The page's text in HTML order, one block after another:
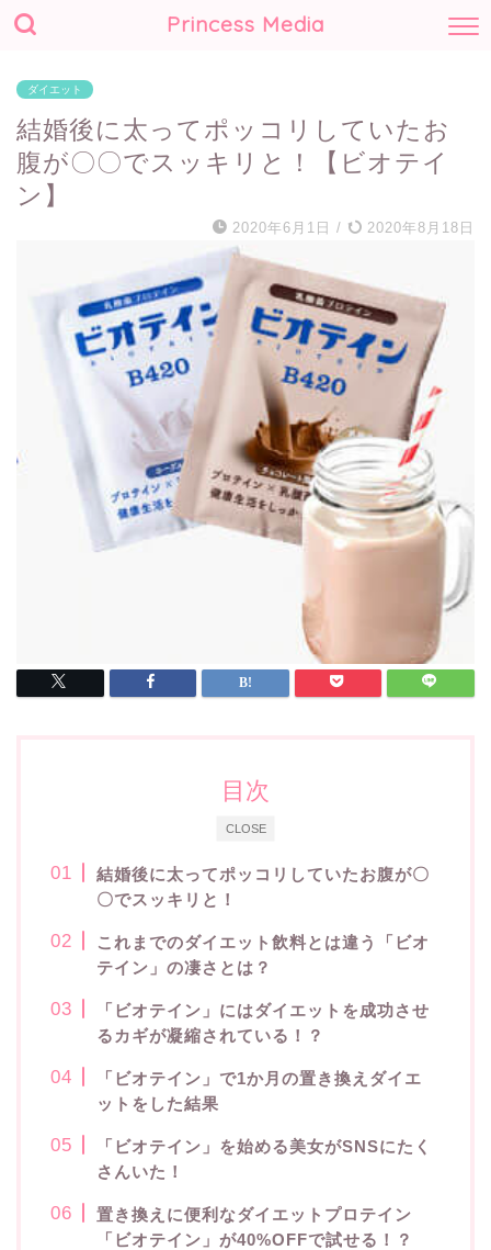
Princess Media
ダイエット
結婚後に太ってポッコリしていたお
腹が〇〇でスッキリと！【ビオテイ
ン】
2020年6月1日 / 2020年8月18日
CLOSE
目次
結婚後に太ってポッコリしていたお腹が〇
〇でスッキリと！
これまでのダイエット飲料とは違う「ビオ
テイン」の凄さとは？
「ビオテイン」にはダイエットを成功させ
るカギが凝縮されている！？
「ビオテイン」で1か月の置き換えダイエ
ットをした結果
「ビオテイン」を始める美女がSNSにたく
さんいた！
置き換えに便利なダイエットプロテイン
「ビオテイン」が40%OFFで試せる！？